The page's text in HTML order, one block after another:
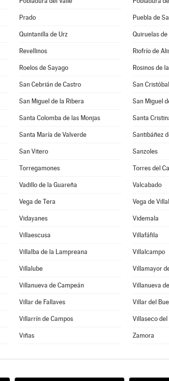
Prado Puebla de
Quintanilla de Urz Quiruelas
Revellinos Riofrío de
Roelos de Sayago Rosinos de
San Cebrián de Castro San
San Miguel de la Ribera San Miguel
Santa Colomba de las Monjas Santa
Santa María de Valverde Santibáñez
San Vitero Sanzoles
Torregamones Torres del
Vadillo de la Guareña Valcabado
Vega de Tera Vega de
Vidayanes Videmala
Villaescusa Villafáfila
Villalba de la Lampreana Villalcampo
Villalube Villamayor
Villanueva de Campeán Villanueva
Villar de Fallaves Villar del
Villarrín de Campos Villaseco del
Viñas Zamora